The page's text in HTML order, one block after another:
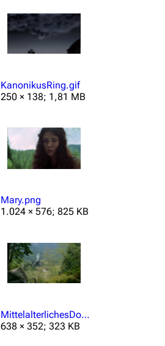
KanonikusRing.gif
250 × 138; 1,81 MB
Mary.png
1.024 × 576; 825 KB
MittelalterlichesDorfAussicht.png
638 × 352; 323 KB